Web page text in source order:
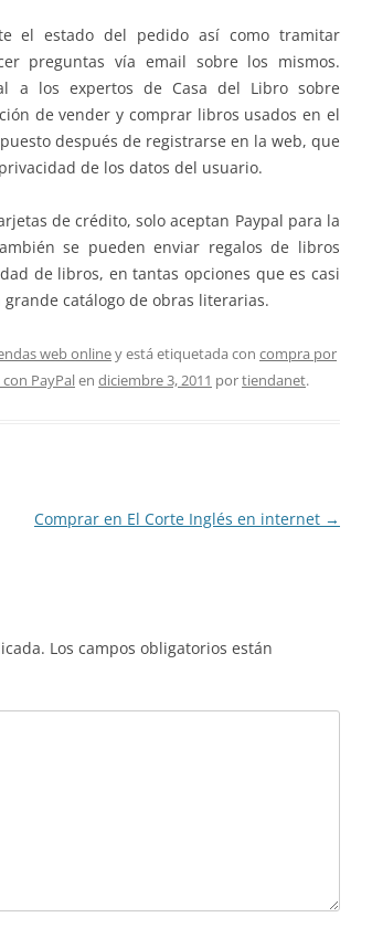
el estado del pedido así como tramitar
preguntas vía email sobre los mismos.
a los expertos de Casa del Libro sobre
de vender y comprar libros usados en el
después de registrarse en la web, que
de los datos del usuario.
de crédito, solo aceptan Paypal para la
se pueden enviar regalos de libros
de libros, en tantas opciones que es casi
catálogo de obras literarias.
web onliney está etiquetada con compra por
PayPalen diciembre 3, 2011 portiendanet.
Comprar en El Corte Inglés en internet →
Los campos obligatorios están